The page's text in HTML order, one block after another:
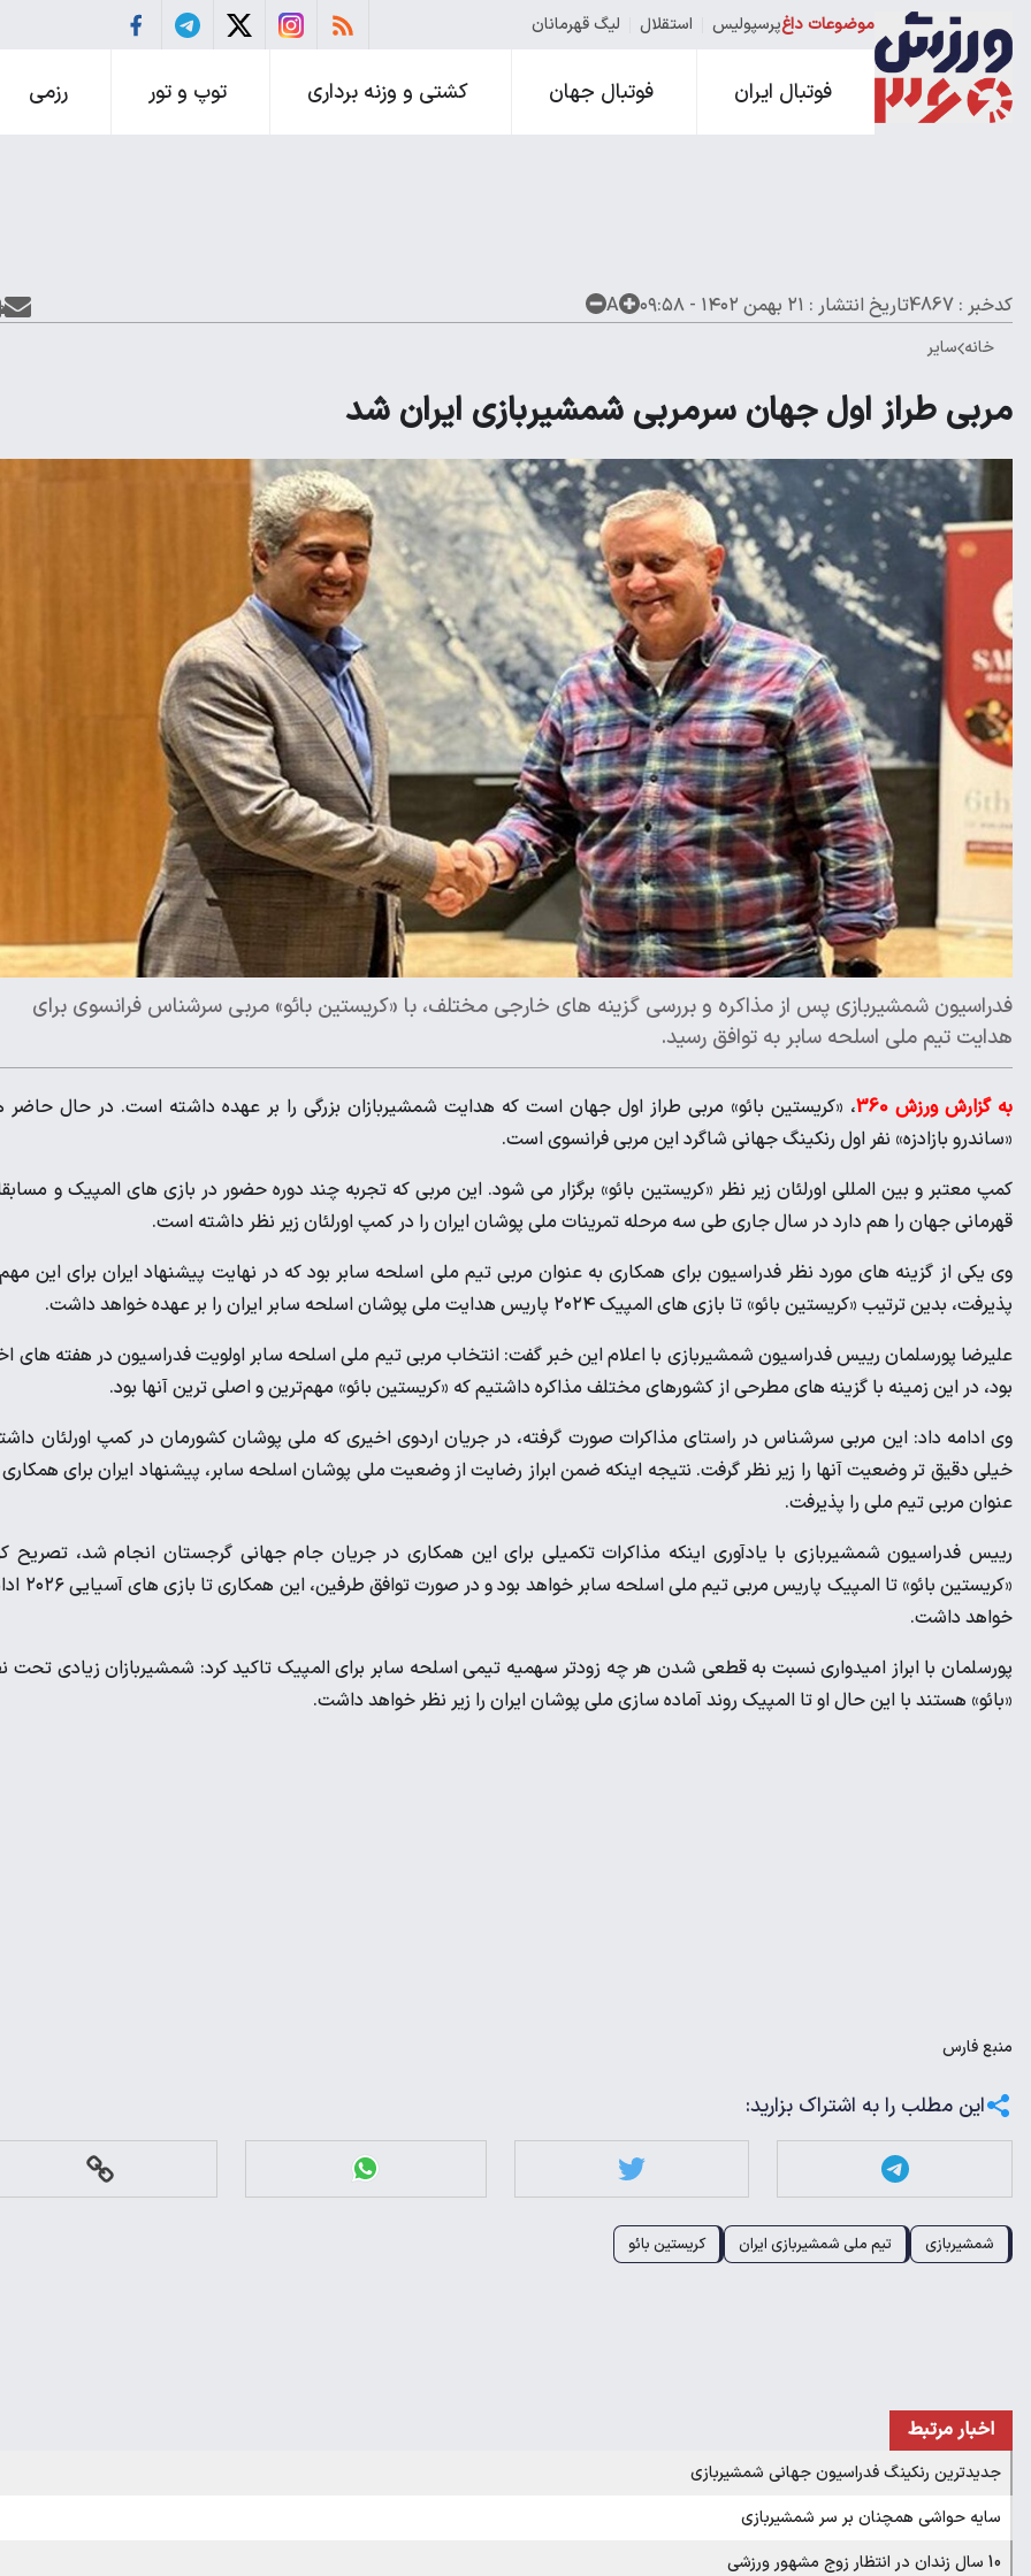
موضوعات داغپرسپولیس استقلال لیگ قهرمانان
فوتبال ایران فوتبال جهان کشتی و وزنه برداری توپ و تور رزمی
کدخبر : 4867 تاریخ انتشار : ۲۱ بهمن ۱۴۰۲ - ۰۹:۵۸ A
خانه سایر
مربی طراز اول جهان سرمربی شمشیربازی ایران شد
فدراسیون شمشیربازی پس از مذاکره ‌و بررسی گزینه های خارجی مختلف، با «کریستین بائو» مربی سرشناس فرانسوی برای
هدایت تیم ملی اسلحه سابر به توافق رسید.
به گزارش ورزش 360
، «کریستین بائو» مربی طراز اول جهان است که هدایت شمشیربازان بزرگی را بر عهده داشته است. در حال حاضر
«ساندرو بازادزه» نفر اول رنکینگ جهانی شاگرد این مربی فرانسوی است.
کمپ معتبر و بین المللی اورلئان زیر نظر «کریستین بائو» برگزار می شود. این مربی که تجربه چند دوره حضور در بازی های المپیک و
قهرمانی جهان را هم دارد در سال جاری طی سه مرحله تمرینات ملی پوشان ایران را در کمپ اورلئان زیر نظر داشته است.
وی یکی از گزینه های مورد نظر فدراسیون برای همکاری به عنوان مربی تیم ملی اسلحه سابر بود که در نهایت پیشنهاد ایران برای این مهم
پذیرفت، بدین ترتیب «کریستین بائو» تا بازی های المپیک ۲۰۲۴ پاریس هدایت ملی پوشان اسلحه سابر ایران را بر عهده خواهد داشت.
علیرضا پورسلمان رییس فدراسیون شمشیربازی با اعلام این خبر گفت: انتخاب مربی تیم ملی اسلحه سابر اولویت فدراسیون در هفته های
بود، در این زمینه با گزینه های مطرحی از کشورهای مختلف مذاکره داشتیم که «کریستین بائو» مهم‌ترین و اصلی ترین آنها بود.
وی ادامه داد: این مربی سرشناس در راستای مذاکرات صورت گرفته، در جریان اردوی اخیری که ملی پوشان کشورمان در کمپ اورلئان
خیلی دقیق تر وضعیت آنها را زیر نظر گرفت. نتیجه اینکه ضمن ابراز رضایت از وضعیت ملی پوشان اسلحه سابر، پیشنهاد ایران برای همکاری
عنوان مربی تیم ملی را پذیرفت.
رییس فدراسیون شمشیربازی با یادآوری اینکه مذاکرات تکمیلی برای این همکاری در جریان جام جهانی گرجستان انجام شد، تصریح
«کریستین بائو» تا المپیک پاریس مربی تیم ملی اسلحه
خواهد داشت.
پورسلمان با ابراز امیدواری نسبت به قطعی شدن هر چه زودتر سهمیه تیمی اسلحه سابر برای المپیک تاکید کرد: شمشیربازان زیادی تحت
«بائو» هستند با این حال او تا المپیک روند آماده سازی ملی پوشان ایران را زیر نظر خواهد داشت.
منبعفارس
این مطلب را به اشتراک بزارید:
شمشیربازی تیم ملی شمشیربازی ایران کریستین بائو
اخبار مرتبط
جدیدترین رنکینگ فدراسیون جهانی شمشیربازی
سایه حواشی همچنان بر سر شمشیربازی
10 سال زندان در انتظار زوج مشهور ورزشی